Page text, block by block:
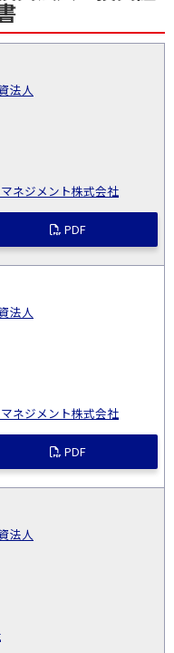
有
法人
ネジメント株式会社
PDF
法人
ネジメント株式会社
PDF
法人